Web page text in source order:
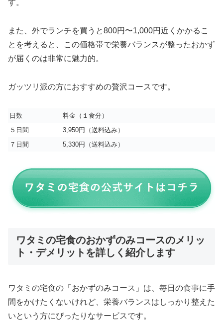
す。
また、外でランチを買うと800円〜1,000円近くかかるこ
とを考えると、この価格帯で栄養バランスが整ったおかず
が届くのは非常に魅力的。
ガッツリ派の方におすすめの贅沢コースです。
日数
料金（１食分）
５日間
3,950円（送料込み）
７日間
5,330円（送料込み）
ワタミの宅食のおかずのみコースのメリッ
ト・デメリットを詳しく紹介します
ワタミの宅食の「おかずのみコース」は、毎日の食事に手
間をかけたくないけれど、栄養バランスはしっかり整えた
いという方にぴったりなサービスです。